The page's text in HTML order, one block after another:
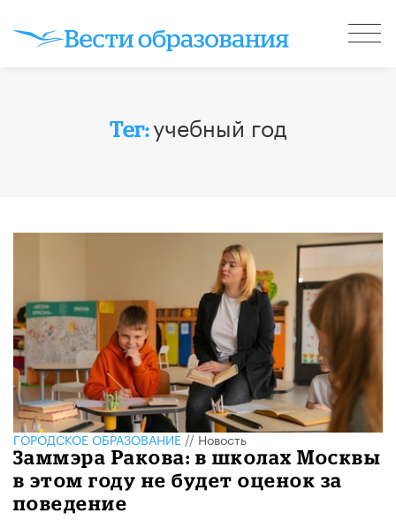
Тег:учебный год
ГОРОДСКОЕ ОБРАЗОВАНИЕ//Новость
Заммэра Ракова: в школах Москвы
в этом году не будет оценок за
поведение